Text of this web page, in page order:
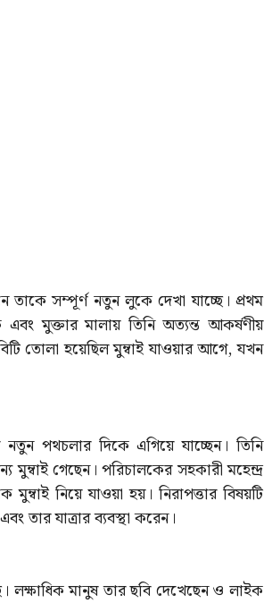
তাকে সম্পূর্ণ নতুন লুকে দেখা যাচ্ছে। প্রথম
মুক্তার মালায় তিনি অত্যন্ত আকর্ষণীয়
তোলা হয়েছিল মুম্বাই যাওয়ার আগে, যখন
পথচলার দিকে এগিয়ে যাচ্ছেন। তিনি
গেছেন। পরিচালকের সহকারী মহেন্দ্র
নিয়ে যাওয়া হয়। নিরাপত্তার বিষয়টি
তার যাত্রার ব্যবস্থা করেন।
লক্ষাধিক মানুষ তার ছবি দেখেছেন ও লাইক